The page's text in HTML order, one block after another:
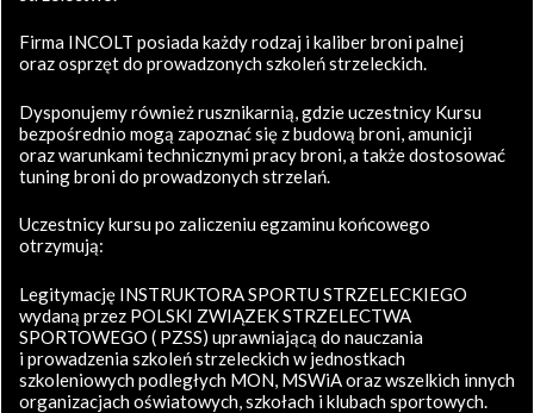
Firma INCOLT posiada każdy rodzaj i kaliber broni palnej
oraz osprzęt do prowadzonych szkoleń strzeleckich.
Dysponujemy również rusznikarnią, gdzie uczestnicy Kursu
bezpośrednio mogą zapoznać się z budową broni, amunicji
oraz warunkami technicznymi pracy broni, a także dostosować
tuning broni do prowadzonych strzelań.
Uczestnicy kursu po zaliczeniu egzaminu końcowego
otrzymują:
Legitymację INSTRUKTORA SPORTU STRZELECKIEGO
wydaną przez POLSKI ZWIĄZEK STRZELECTWA
SPORTOWEGO ( PZSS) uprawniającą do nauczania
i prowadzenia szkoleń strzeleckich w jednostkach
szkoleniowych podległych MON, MSWiA oraz wszelkich innych
organizacjach oświatowych, szkołach i klubach sportowych.